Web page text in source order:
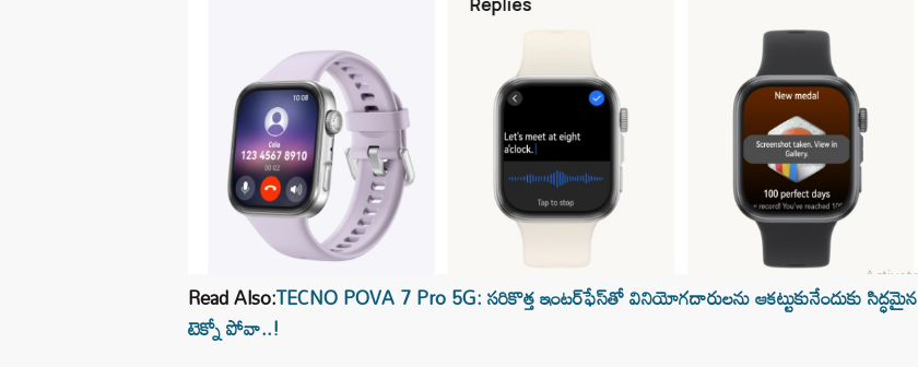
Read Also:TECNO POVA 7 Pro 5G: సరికొత్త ఇంటర్‌ఫేస్⁭తో వినియోగదారులను ఆకట్టుకునేందుకు సిద్ధమైన
టెక్నో పోవా..!